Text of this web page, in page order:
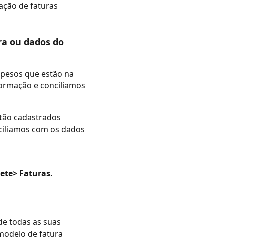
de faturas
ou dados do
que estão na
e conciliamos
cadastrados
com os dados
Faturas.
todas as suas
de fatura